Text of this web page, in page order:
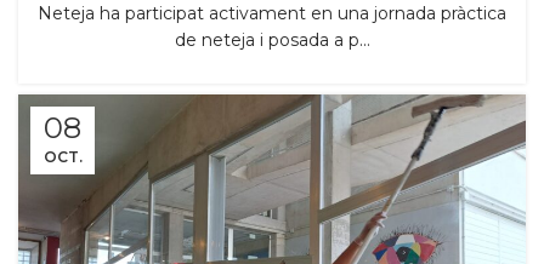
Neteja ha participat activament en una jornada pràctica
de neteja i posada a p...
08
OCT.